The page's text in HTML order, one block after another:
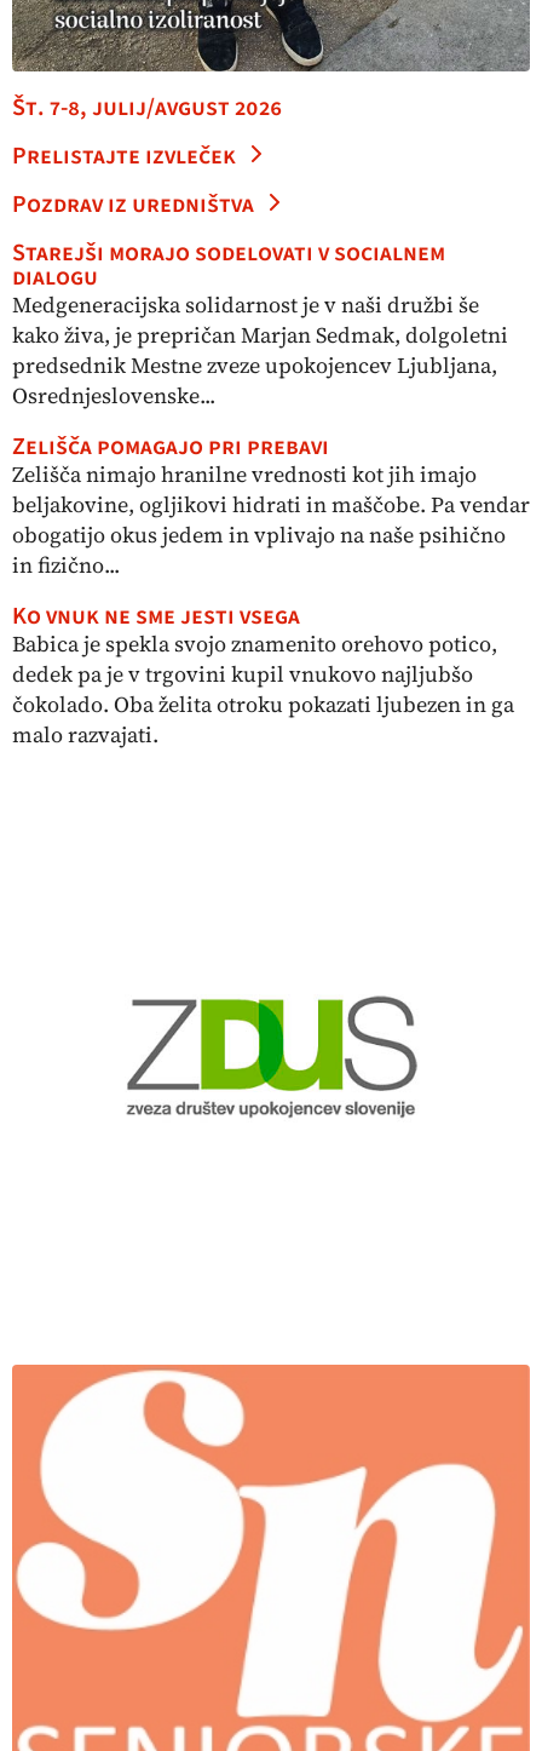
Št. 7-8, julij/avgust 2026
Prelistajte izvleček
Pozdrav iz uredništva
Starejši morajo sodelovati v socialnem
dialogu
Medgeneracijska solidarnost je v naši družbi še
kako živa, je prepričan Marjan Sedmak, dolgoletni
predsednik Mestne zveze upokojencev Ljubljana,
Osrednjeslovenske...
Zelišča pomagajo pri prebavi
Zelišča nimajo hranilne vrednosti kot jih imajo
beljakovine, ogljikovi hidrati in maščobe. Pa vendar
obogatijo okus jedem in vplivajo na naše psihično
in fizično...
Ko vnuk ne sme jesti vsega
Babica je spekla svojo znamenito orehovo potico,
dedek pa je v trgovini kupil vnukovo najljubšo
čokolado. Oba želita otroku pokazati ljubezen in ga
malo razvajati.